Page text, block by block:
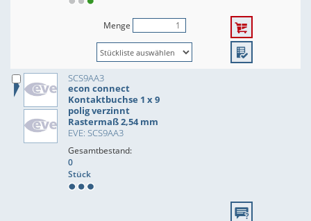
Menge
SCS9AA3
econ connect
Kontaktbuchse 1 x 9
polig verzinnt
Rastermaß 2,54 mm
EVE: SCS9AA3
Gesamtbestand:
0
Stück